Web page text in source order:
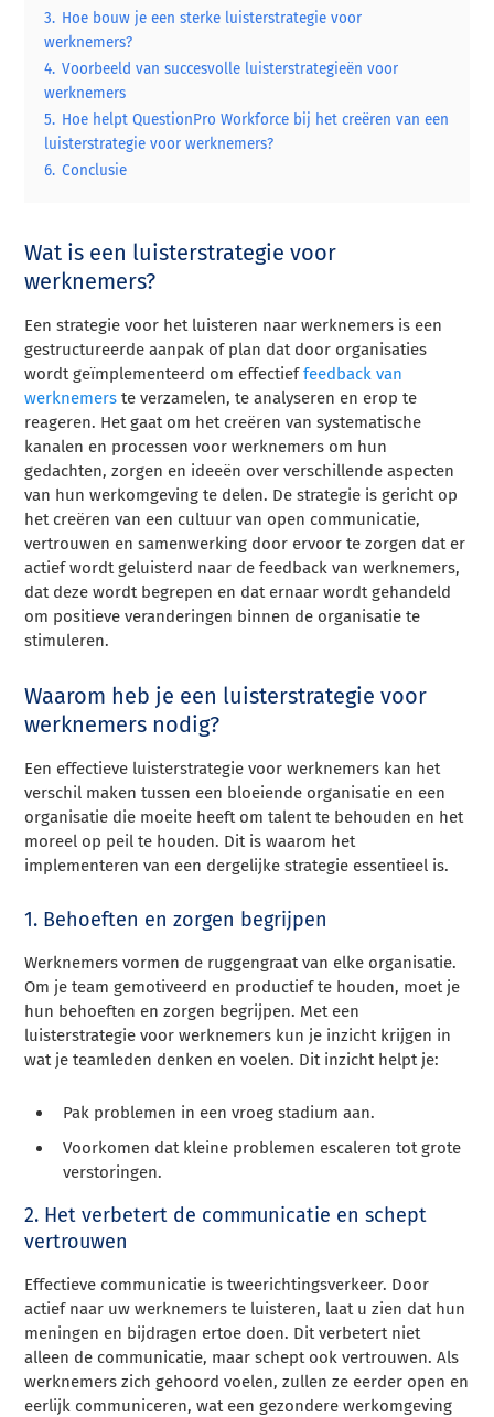
3. Hoe bouw je een sterke luisterstrategie voor
werknemers?
4. Voorbeeld van succesvolle luisterstrategieën voor
werknemers
5. Hoe helpt QuestionPro Workforce bij het creëren van een
luisterstrategie voor werknemers?
6. Conclusie
Wat is een luisterstrategie voor
werknemers?
Een strategie voor het luisteren naar werknemers is een
gestructureerde aanpak of plan dat door organisaties
wordt geïmplementeerd om effectieffeedback van
werknemers te verzamelen, te analyseren en erop te
reageren. Het gaat om het creëren van systematische
kanalen en processen voor werknemers om hun
gedachten, zorgen en ideeën over verschillende aspecten
van hun werkomgeving te delen. De strategie is gericht op
het creëren van een cultuur van open communicatie,
vertrouwen en samenwerking door ervoor te zorgen dat er
actief wordt geluisterd naar de feedback van werknemers,
dat deze wordt begrepen en dat ernaar wordt gehandeld
om positieve veranderingen binnen de organisatie te
stimuleren.
Waarom heb je een luisterstrategie voor
werknemers nodig?
Een effectieve luisterstrategie voor werknemers kan het
verschil maken tussen een bloeiende organisatie en een
organisatie die moeite heeft om talent te behouden en het
moreel op peil te houden. Dit is waarom het
implementeren van een dergelijke strategie essentieel is.
1. Behoeften en zorgen begrijpen
Werknemers vormen de ruggengraat van elke organisatie.
Om je team gemotiveerd en productief te houden, moet je
hun behoeften en zorgen begrijpen. Met een
luisterstrategie voor werknemers kun je inzicht krijgen in
wat je teamleden denken en voelen. Dit inzicht helpt je:
Pak problemen in een vroeg stadium aan.
Voorkomen dat kleine problemen escaleren tot grote
verstoringen.
2. Het verbetert de communicatie en schept
vertrouwen
Effectieve communicatie is tweerichtingsverkeer. Door
actief naar uw werknemers te luisteren, laat u zien dat hun
meningen en bijdragen ertoe doen. Dit verbetert niet
alleen de communicatie, maar schept ook vertrouwen. Als
werknemers zich gehoord voelen, zullen ze eerder open en
eerlijk communiceren, wat een gezondere werkomgeving